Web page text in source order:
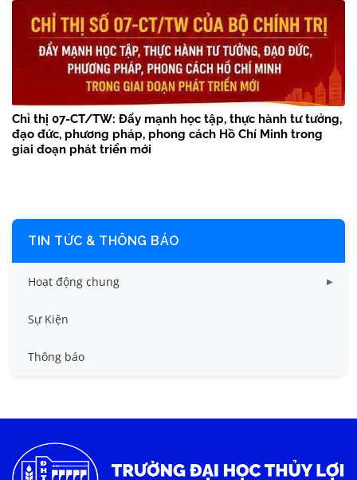
Chỉ thị 07-CT/TW: Đẩy mạnh học tập, thực hành tư tưởng,
đạo đức, phương pháp, phong cách Hồ Chí Minh trong
giai đoạn phát triển mới
TIN TỨC & THÔNG BÁO
Hoạt động chung
Tin công tác sinh viên
Tin đào tạo
Tin tức chung
Sự Kiện
Thông báo